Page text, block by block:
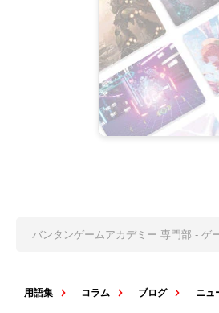
バンタンゲームアカデミー 専門部 - ゲ
用語集 コラム ブログ ニュ